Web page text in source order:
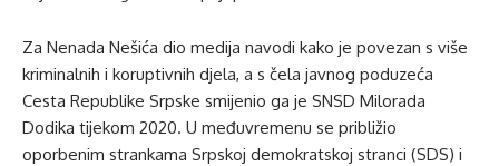
Za Nenada Nešića dio medija navodi kako je povezan s više
kriminalnih i koruptivnih djela, a s čela javnog poduzeća
Cesta Republike Srpske smijenio ga je SNSD Milorada
Dodika tijekom 2020. U međuvremenu se približio
oporbenim strankama Srpskoj demokratskoj stranci (SDS) i